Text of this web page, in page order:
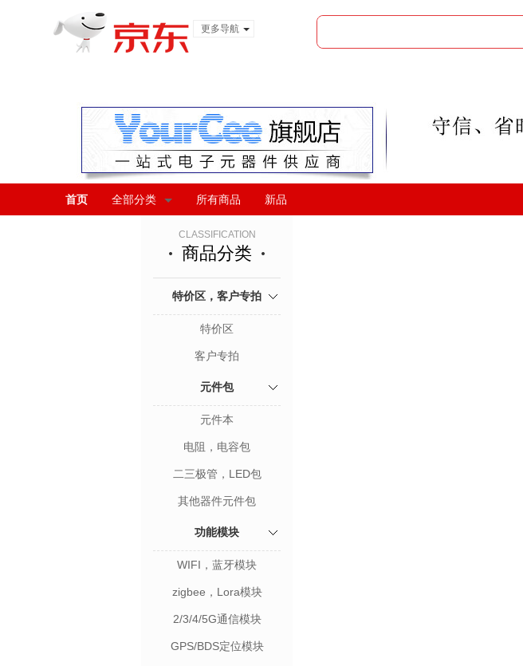
更多导航
首页 全部分类 所有商品 新品
CLASSIFICATION
商品分类
特价区，客户专拍
特价区
客户专拍
元件包
元件本
电阻，电容包
二三极管，LED包
其他器件元件包
功能模块
WIFI，蓝牙模块
zigbee，Lora模块
2/3/4/5G通信模块
GPS/BDS定位模块